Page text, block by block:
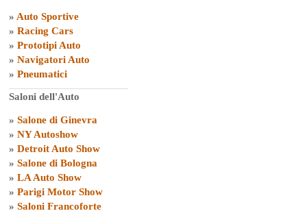
» Auto Sportive
» Racing Cars
» Prototipi Auto
» Navigatori Auto
» Pneumatici
Saloni dell'Auto
» Salone di Ginevra
» NY Autoshow
» Detroit Auto Show
» Salone di Bologna
» LA Auto Show
» Parigi Motor Show
» Saloni Francoforte